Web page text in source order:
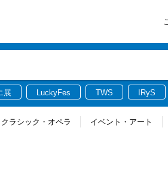
展 LuckyFes TWS IRyS
クラシック・オペラ イベント・アート